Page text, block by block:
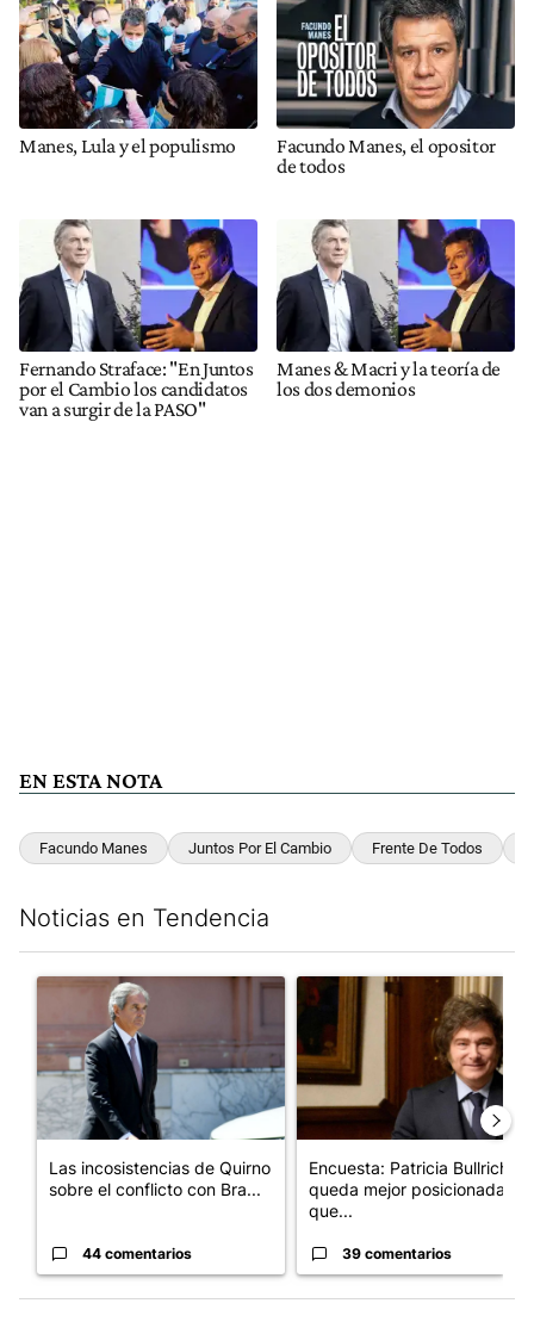
Manes, Lula y el populismo
Facundo Manes, el opositor
de todos
Fernando Straface: "En Juntos
por el Cambio los candidatos
van a surgir de la PASO"
Manes & Macri y la teoría de
los dos demonios
EN ESTA NOTA
Facundo Manes Juntos Por El Cambio Frente De Todos
Noticias en Tendencia
Un artículo de tendencia con el título "Las incosistencias de
Las incosistencias de Quirno
sobre el conflicto con Bra...
44 comentarios
Un artículo de tendencia con
Encuesta: Patricia Bullrich
queda mejor posicionada
que...
39 comentarios